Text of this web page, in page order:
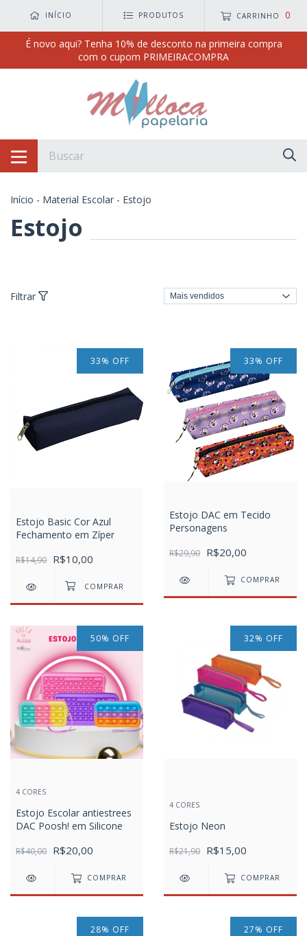
INÍCIO PRODUTOS CARRINHO 0
É novo aqui? Tenha 10% de desconto na primeira compra
com o cupom PRIMEIRACOMPRA
Início - Material Escolar - Estojo
Estojo
Filtrar
33% OFF
Estojo Basic Cor Azul
Fechamento em Zíper
R$14,90 R$10,00
33% OFF
Estojo DAC em Tecido
Personagens
R$29,90 R$20,00
COMPRAR
50% OFF
4 CORES
Estojo Escolar antiestrees
DAC Poosh! em Silicone
R$40,00 R$20,00
COMPRAR
32% OFF
4 CORES
Estojo Neon
R$21,90 R$15,00
COMPRAR
28% OFF 27% OFF